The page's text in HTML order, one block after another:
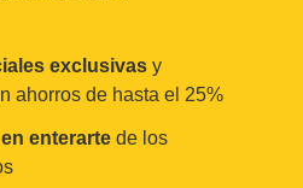
exclusivas y
ahorros de hasta el 25%
enterarte de los